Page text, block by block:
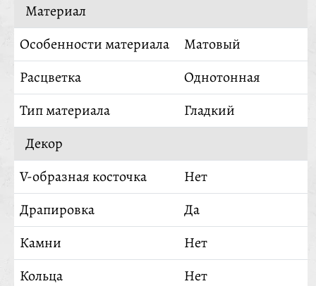
Материал
Особенности материала
Матовый
Расцветка
Однотонная
Тип материала
Гладкий
Декор
V-образная косточка
Нет
Драпировка
Да
Камни
Нет
Кольца
Нет